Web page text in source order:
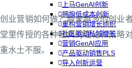
上马GenAI创新
拥抱低成本创新
重构营销增长组织
社区驱动私域增长
营销GenAI应用
产品驱动销售PLS
导入创新运营
创业营销如何做？越来越多的创业
堂里传授的各种经典的理论和策略
重水土不服。